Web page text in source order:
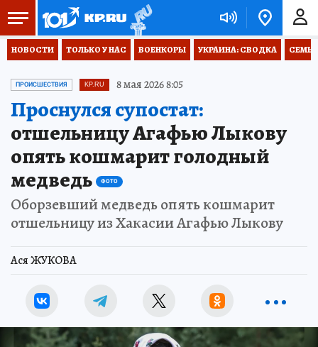
НОВОСТИ ТОЛЬКО У НАС ВОЕНКОРЫ УКРАИНА: СВОДКА
ПРОИСШЕСТВИЯ KP.RU 8 мая 2026 8:05
Проснулся супостат:
отшельницу Агафью Лыкову
опять кошмарит голодный
медведь
ФОТО
Оборзевший медведь опять кошмарит
отшельницу из Хакасии Агафью Лыкову
Ася ЖУКОВА